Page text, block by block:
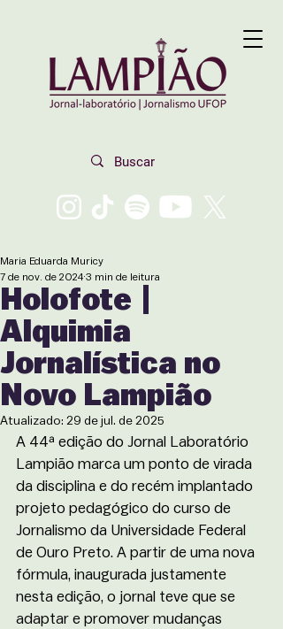
Holofote |
Alquimia
Jornalística no
Novo Lampião
Maria Eduarda Muricy
7 de nov. de 2024 3 min de leitura
Atualizado: 29 de jul. de 2025
A 44ª edição do Jornal Laboratório
Lampião marca um ponto de virada
da disciplina e do recém implantado
projeto pedagógico do curso de
Jornalismo da Universidade Federal
de Ouro Preto. A partir de uma nova
fórmula, inaugurada justamente
nesta edição, o jornal teve que se
adaptar e promover mudanças